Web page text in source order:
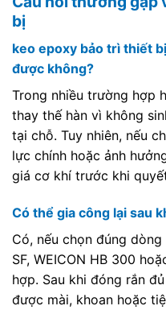
bị
keo epoxy bảo trì thiết
được không?
Trong nhiều trường hợp
thay thế hàn vì không
tại chỗ. Tuy nhiên, nếu
lực chính hoặc ảnh
giá cơ khí trước khi
Có thể gia công lại sau
Có, nếu chọn đúng
SF, WEICON HB 300
hợp. Sau khi đóng rắn
được mài, khoan hoặc